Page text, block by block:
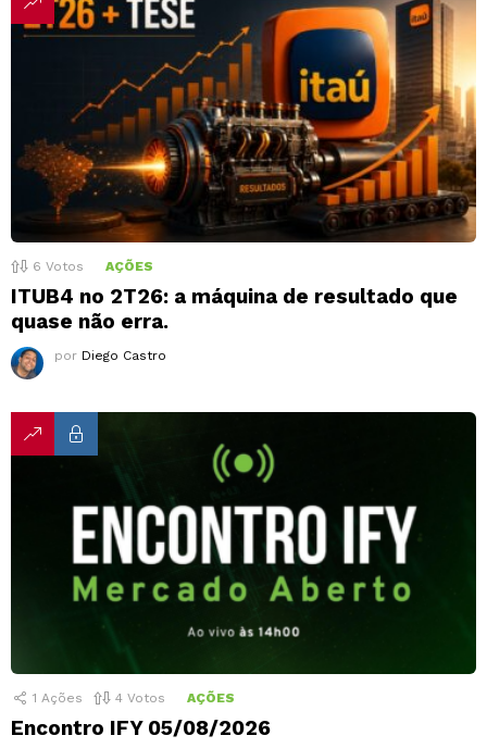
6 Votos AÇÕES
ITUB4 no 2T26: a máquina de resultado que
quase não erra.
por Diego Castro
1 Ações 4 Votos AÇÕES
Encontro IFY 05/08/2026